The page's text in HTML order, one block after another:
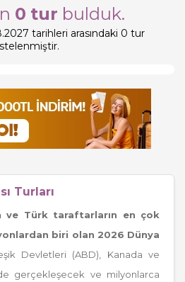
0 tur bulduk.
tarihleri arasındaki 0 tur
Turları
ve Türk taraftarların en çok
biri olan 2026 Dünya
Devletleri (ABD), Kanada ve
gerçekleşecek ve milyonlarca